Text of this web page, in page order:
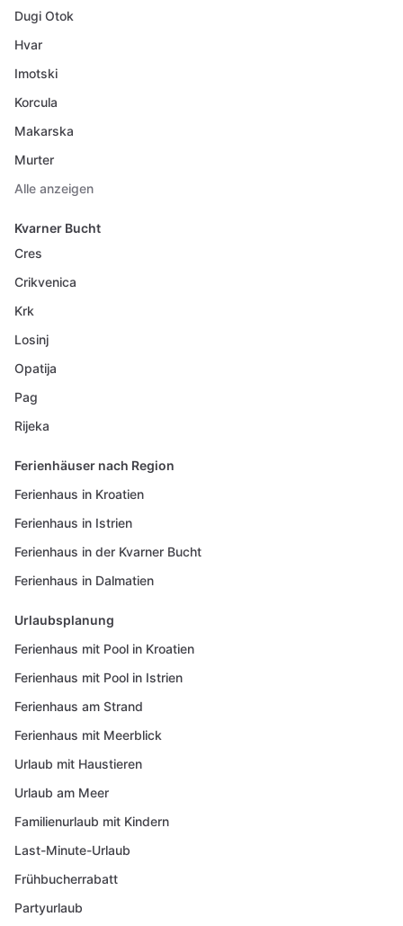
Dugi Otok
Hvar
Imotski
Korcula
Makarska
Murter
Alle anzeigen
Kvarner Bucht
Cres
Crikvenica
Krk
Losinj
Opatija
Pag
Rijeka
Ferienhäuser nach Region
Ferienhaus in Kroatien
Ferienhaus in Istrien
Ferienhaus in der Kvarner Bucht
Ferienhaus in Dalmatien
Urlaubsplanung
Ferienhaus mit Pool in Kroatien
Ferienhaus mit Pool in Istrien
Ferienhaus am Strand
Ferienhaus mit Meerblick
Urlaub mit Haustieren
Urlaub am Meer
Familienurlaub mit Kindern
Last-Minute-Urlaub
Frühbucherrabatt
Partyurlaub